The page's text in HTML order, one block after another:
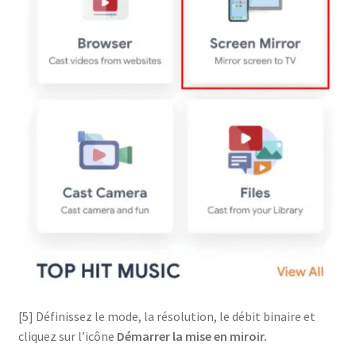
[5] Définissez le mode, la résolution, le débit binaire et
cliquez sur l’icône Démarrer la mise en miroir.